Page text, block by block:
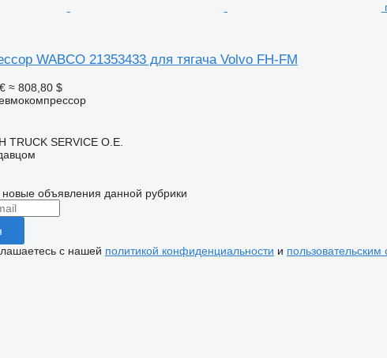
WABCO 21353433 для тягача Volvo FH-FM
≈ 808,80 $
SERVICE Ο.Ε.
объявления данной рубрики
с нашей политикой конфиденциальности и